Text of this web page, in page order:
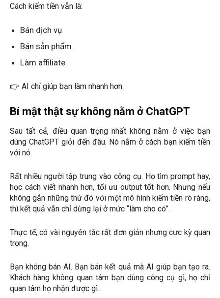
Cách kiếm tiền vẫn là:
Bán dịch vụ
Bán sản phẩm
Làm affiliate
👉 AI chỉ giúp bạn làm nhanh hơn.
Bí mật thật sự không nằm ở ChatGPT
Sau tất cả, điều quan trọng nhất không nằm ở việc bạn
dùng ChatGPT giỏi đến đâu. Nó nằm ở cách bạn kiếm tiền
với nó.
Rất nhiều người tập trung vào công cụ. Họ tìm prompt hay,
học cách viết nhanh hơn, tối ưu output tốt hơn. Nhưng nếu
không gắn những thứ đó với một mô hình kiếm tiền rõ ràng,
thì kết quả vẫn chỉ dừng lại ở mức “làm cho có”.
Thực tế, có vài nguyên tắc rất đơn giản nhưng cực kỳ quan
trọng.
Bạn không bán AI. Bạn bán kết quả mà AI giúp bạn tạo ra.
Khách hàng không quan tâm bạn dùng công cụ gì, họ chỉ
quan tâm họ nhận được gì.